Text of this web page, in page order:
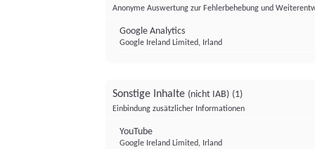
Anonyme Auswertung zur Fehlerbehebung und
Google Analytics
Google Ireland Limited, Irland
Sonstige Inhalte (nicht IAB) (1)
Einbindung zusätzlicher Informationen
YouTube
Google Ireland Limited, Irland